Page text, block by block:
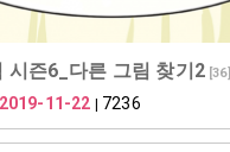
시즌6_다른 그림 찾기2[36]
11-22 7236